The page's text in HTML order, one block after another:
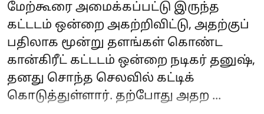
மேற்கூரை அமைக்கப்பட்டு இருந்த
கட்டடம் ஒன்றை அகற்றிவிட்டு, அதற்குப்
பதிலாக மூன்று தளங்கள் கொண்ட
கான்கிரீட் கட்டடம் ஒன்றை நடிகர் தனுஷ்,
தனது சொந்த செலவில் கட்டிக்
கொடுத்துள்ளார். தற்போது அதற ...